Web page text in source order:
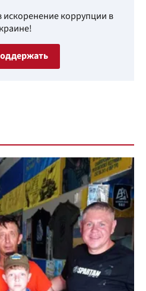
искоренение коррупции в